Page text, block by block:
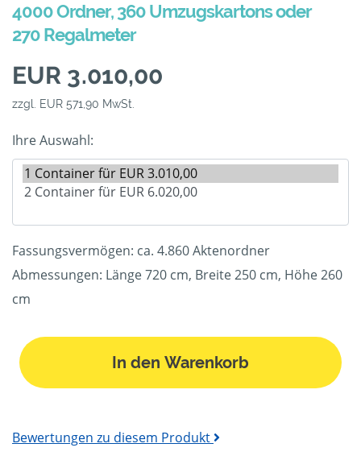
4000 Ordner, 360 Umzugskartons oder
270 Regalmeter
EUR 3.010,00
zzgl. EUR 571,90 MwSt.
Ihre Auswahl:
Fassungsvermögen: ca. 4.860 Aktenordner
Abmessungen: Länge 720 cm, Breite 250 cm, Höhe 260
cm
In den Warenkorb
Bewertungen zu diesem Produkt